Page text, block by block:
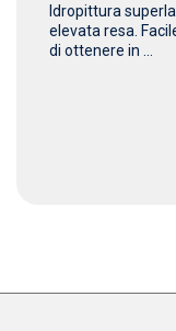
Idropittura
elevata resa.
di ottenere in ...